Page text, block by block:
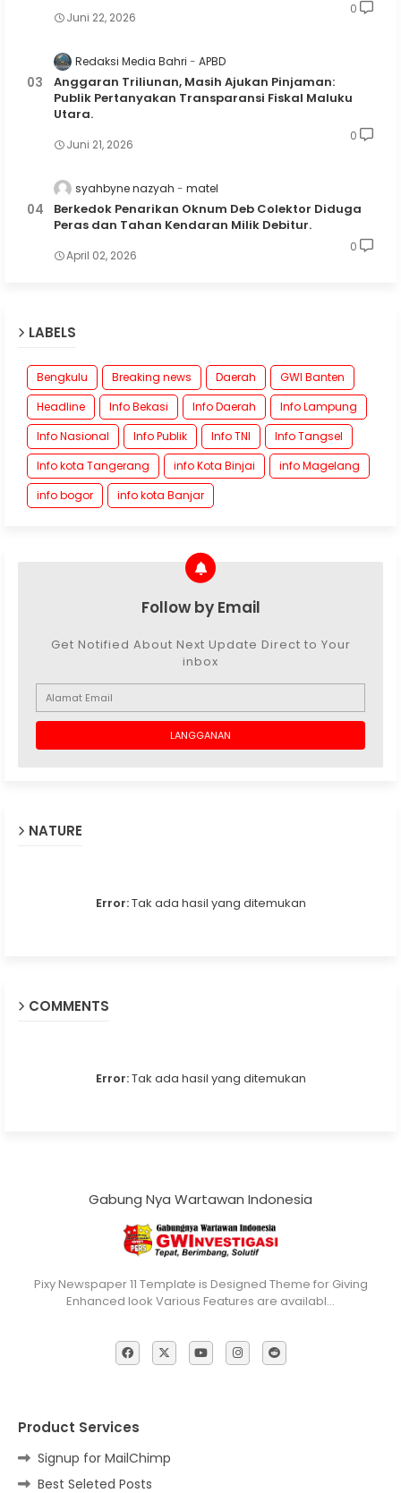
Juni 22, 2026
0
Redaksi Media Bahri APBD
Anggaran Triliunan, Masih Ajukan Pinjaman:
Publik Pertanyakan Transparansi Fiskal Maluku
Utara.
Juni 21, 2026
0
syahbyne nazyah matel
Berkedok Penarikan Oknum Deb Colektor Diduga
Peras dan Tahan Kendaran Milik Debitur.
April 02, 2026
0
LABELS
Bengkulu Breaking news Daerah
GWI Banten
Headline
Info Bekasi Info Daerah
Info Lampung
Info Nasional
Info Publik Info TNI
Info Tangsel
Info kota Tangerang
info Kota Binjai
info Magelang
info bogor
info kota Banjar
Follow by Email
Get Notified About Next Update Direct to Your
inbox
NATURE
Error:Tak ada hasil yang ditemukan
COMMENTS
Error:Tak ada hasil yang ditemukan
Gabung Nya Wartawan Indonesia
Pixy Newspaper 11 Template is Designed Theme for Giving
Enhanced look Various Features are availabl…
Product Services
Signup for MailChimp
Best Seleted Posts